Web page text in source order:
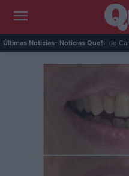
Últimas Noticias- Noticias Que!:
en la playa de Málaga de Carmen